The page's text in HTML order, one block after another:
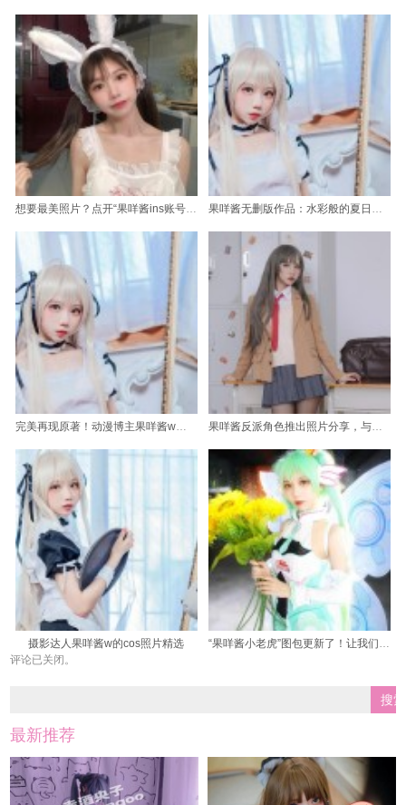
想要最美照片？点开“果咩酱ins账号”吧 果咩酱无删版作品：水彩般的夏日风景
摄影达人果咩酱w的cos照片精选
评论已关闭。
最新推荐